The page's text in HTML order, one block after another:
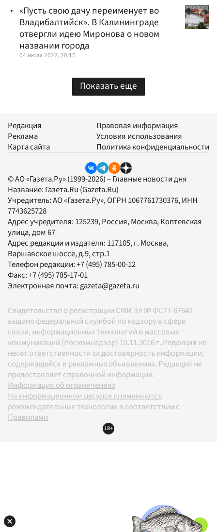
«Пусть свою дачу переименует во
Владибалтийск». В Калининграде
отвергли идею Миронова о новом
названии города
04 июля 2022, 20:17
Показать еще
Редакция
Реклама
Карта сайта
Правовая информация
Условия использования
Политика конфиденциальности
© АО «Газета.Ру» (1999-2026) – Главные новости дня
Название: Газета.Ru (Gazeta.Ru)
Учредитель:АО «Газета.Ру», ОГРН 1067761730376, ИНН
7743625728
Адрес учредителя: 125239, Россия, Москва, Коптевская
улица, дом 67
Адрес редакции и издателя: 117105, г. Москва,
Варшавское шоссе, д.9, стр.1
Телефон редакции:+7 (495) 785-00-12
Факс:+7 (495) 785-17-01
Электронная почта:gazeta@gazeta.ru
Свидетельство о регистрации СМИ Эл № ФС77-67642
выдано федеральной службой по надзору в сфере
связи, информационных технологий и массовых
коммуникаций (Роскомнадзор) 10.11.2016 г. Редакция не
несет ответственности за достоверность информации,
содержащейся в рекламных объявлениях. Редакция не
предоставляет справочной информации.
Информация об ограничениях
На информационном ресурсе применяются
рекомендательные технологии в соответствии с
Правилами
18+